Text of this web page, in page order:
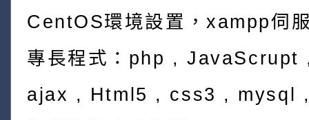
CentOS環境設置，xampp伺
專長程式：php ,
ajax , Html5 , css3 , mysql